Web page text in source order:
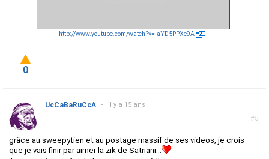
http://www.youtube.com/watch?v=IaYD5PPXe9A
0
#5
UcCaBaRuCcA • il y a 15 ans
grâce au sweepytien et au postage massif de ses videos, je crois
que je vais finir par aimer la zik de Satriani...